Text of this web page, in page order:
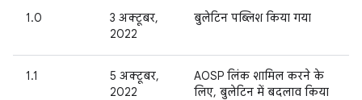
1.0
3 अक्टूबर,
2022
बुलेटिन पब्लिश किया गया
1.1
5 अक्टूबर,
2022
AOSP लिंक शामिल करने के
लिए, बुलेटिन में बदलाव किया